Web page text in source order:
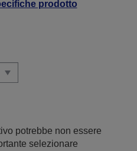
prodotto
potrebbe non essere
selezionare